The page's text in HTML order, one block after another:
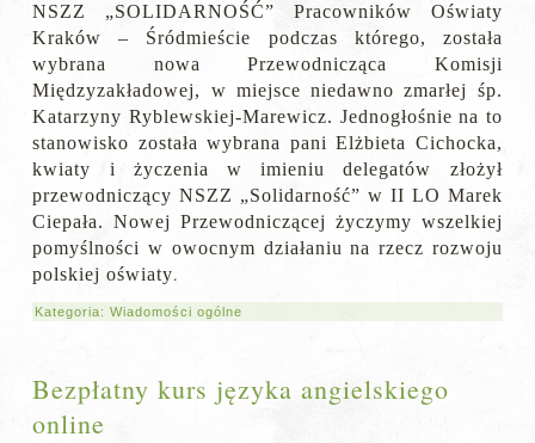
NSZZ „SOLIDARNOŚĆ” Pracowników Oświaty
Kraków – Śródmieście podczas którego, została
wybrana nowa Przewodnicząca Komisji
Międzyzakładowej, w miejsce niedawno zmarłej śp.
Katarzyny Ryblewskiej-Marewicz. Jednogłośnie na to
stanowisko została wybrana pani Elżbieta Cichocka,
kwiaty i życzenia w imieniu delegatów złożył
przewodniczący NSZZ „Solidarność” w II LO Marek
Ciepała. Nowej Przewodniczącej życzymy wszelkiej
pomyślności w owocnym działaniu na rzecz rozwoju
polskiej oświaty.
Kategoria:Wiadomości ogólne
Bezpłatny kurs języka angielskiego
online